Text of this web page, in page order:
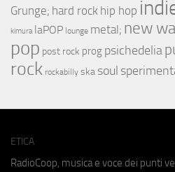
Grunge; hard rock hip hop
kimura laPOP lounge metal; new
pop post rock prog psichedelia
rock rockabilly ska soul
ETICA
RadioCoop, musica e voce dei punti